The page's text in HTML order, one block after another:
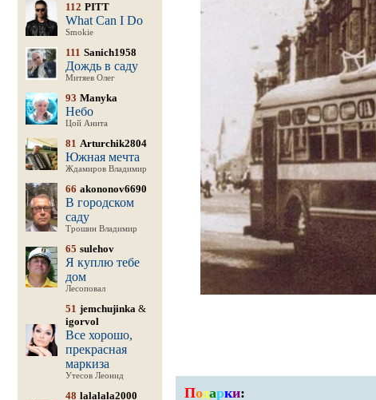
112 PITT
What Can I Do
Smokie
111 Sanich1958
Дождь в саду
Митяев Олег
93 Manyka
Небо
Цой Анита
81 Arturchik2804
Южная мечта
Ждамиров Владимир
66 akononov6690
В городском
саду
Трошин Владимир
65 sulehov
Я куплю тебе
дом
Лесоповал
51 jemchujinka&
igorvol
Все хорошо,
прекрасная
маркиза
Утесов Леонид
48 lalalala2000 Подарки: